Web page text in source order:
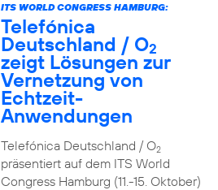
ITS WORLD CONGRESS HAMBURG:
Telefónica
Deutschland / O2
zeigt Lösungen zur
Vernetzung von
Echtzeit-
Anwendungen
Telefónica Deutschland / O2
präsentiert auf dem ITS World
Congress Hamburg (11.-15. Oktober)